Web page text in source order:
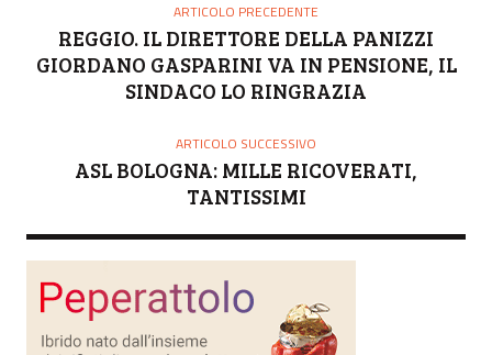
ARTICOLO PRECEDENTE
REGGIO. IL DIRETTORE DELLA PANIZZI
GIORDANO GASPARINI VA IN PENSIONE, IL
SINDACO LO RINGRAZIA
ARTICOLO SUCCESSIVO
ASL BOLOGNA: MILLE RICOVERATI,
TANTISSIMI